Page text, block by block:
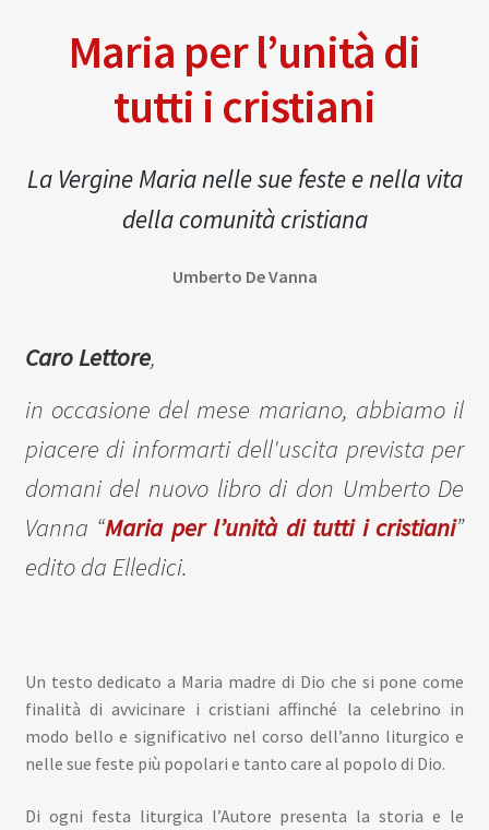
Maria per l’unità di
tutti i cristiani
La Vergine Maria nelle sue feste e nella vita
della comunità cristiana
Umberto De Vanna
Caro Lettore,
in occasione del mese mariano, abbiamo il
piacere di informarti dell'uscita prevista per
domani del nuovo libro di don Umberto De
Vanna “Maria per l’unità di tutti i cristiani”
edito da Elledici.
Un testo dedicato a Maria madre di Dio che si pone come
finalità di avvicinare i cristiani affinché la celebrino in
modo bello e significativo nel corso dell’anno liturgico e
nelle sue feste più popolari e tanto care al popolo di Dio.
Di ogni festa liturgica l’Autore presenta la storia e le